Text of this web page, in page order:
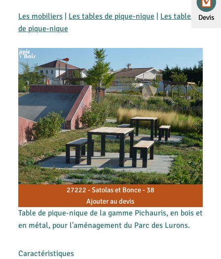
Devis
Les mobiliers| Les tables de pique-nique| Les tables
de pique-nique
27222 - Satolas et Bonce - 38
Ajouter au devis
Table de pique-nique de la gamme Pichauris, en bois et
en métal, pour l'aménagement du Parc des Lurons.
Caractéristiques